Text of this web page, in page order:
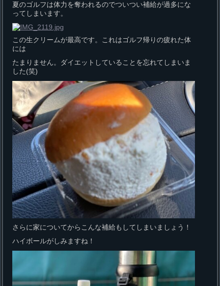
夏のゴルフは体力を奪われるのでついつい補給が過多にな
ってしまいます。
この生クリームが最高です。これはゴルフ帰りの疲れた体
には
たまりません。ダイエットしていることを忘れてしまいま
した(笑)
さらに家についてからこんな補給もしてしまいましょう！
ハイボールがしみますね！